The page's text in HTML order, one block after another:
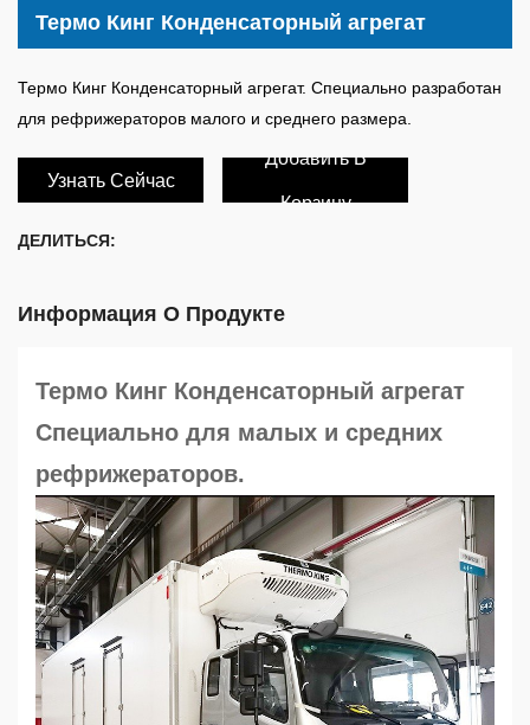
Термо Кинг Конденсаторный агрегат
Термо Кинг Конденсаторный агрегат. Специально разработан
для рефрижераторов малого и среднего размера.
Узнать Сейчас
Добавить В
Корзину
ДЕЛИТЬСЯ:
Информация О Продукте
Термо Кинг Конденсаторный агрегат
Специально для малых и средних
рефрижераторов.